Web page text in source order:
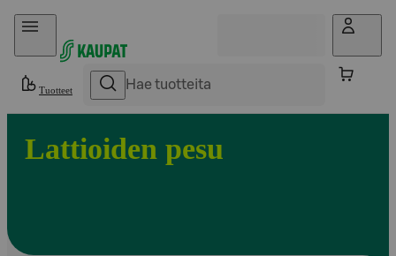
Hyppää sisältöön
Tuotteet
Lattioiden pesu